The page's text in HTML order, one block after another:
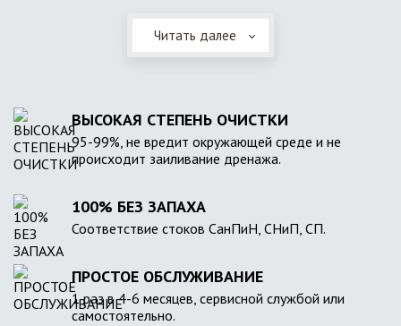
Читать далее
ВЫСОКАЯ СТЕПЕНЬ ОЧИСТКИ
95-99%, не вредит окружающей среде и не
происходит заиливание дренажа.
100% БЕЗ ЗАПАХА
Соответствие стоков СанПиН, СНиП, СП.
ПРОСТОЕ ОБСЛУЖИВАНИЕ
1 раз в 4-6 месяцев, сервисной службой или
самостоятельно.